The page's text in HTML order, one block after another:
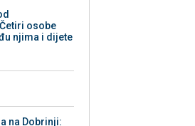
osobe
njima i dijete
na Dobrinji: